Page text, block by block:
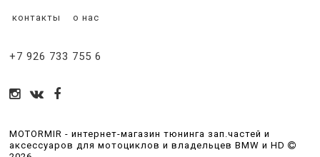
контакты о нас
+7 926 733 755 6
MOTORMIR - интернет-магазин тюнинга зап.частей и
аксессуаров для мотоциклов и владельцев BMW и HD